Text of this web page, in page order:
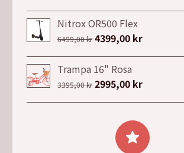
priset
var:
är:
Nitrox OR500 Flex
6499,00kr Det
priset
var:
4399,00 krDet
är:
Trampa 16" Rosa
3395,00kr Det
3395,00 kr.
2995,00 krDet
är:
2995,00 kr.